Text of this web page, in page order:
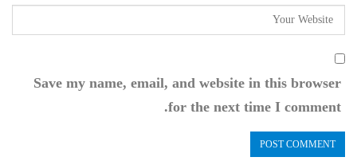
Save my name, email, and website in this browser
for the next time I comment.